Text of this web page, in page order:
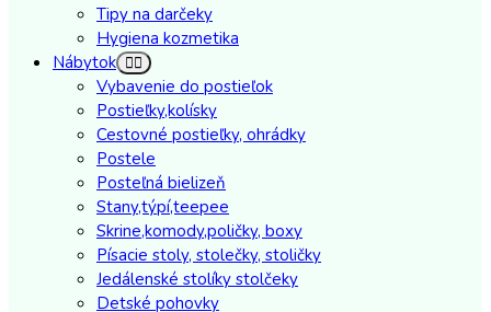
Tipy na darčeky
Hygiena kozmetika
Nábytok
Vybavenie do postieľok
Postieľky,kolísky
Cestovné postieľky, ohrádky
Postele
Posteľná bielizeň
Stany,týpí,teepee
Skrine,komody,poličky, boxy
Písacie stoly, stolečky, stoličky
Jedálenské stolíky stolčeky
Detské pohovky